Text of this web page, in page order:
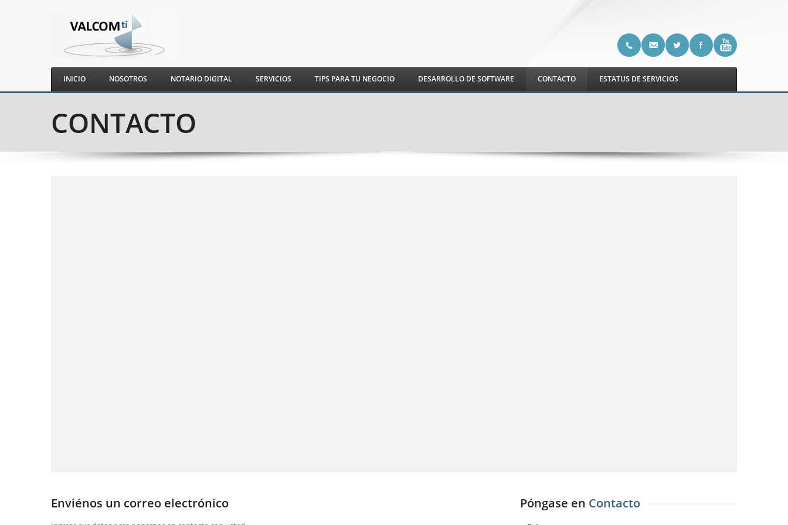
INICIO NOSOTROS NOTARIO DIGITAL SERVICIOS TIPS PARA TU NEGOCIO DESARROLLO DE SOFTWARE CONTACTO ESTATUS DE SERVICIOS
CONTACTO
Enviénos un correo electrónico Póngase en Contacto